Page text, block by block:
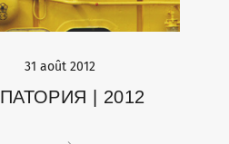
31 août 2012
| 2012